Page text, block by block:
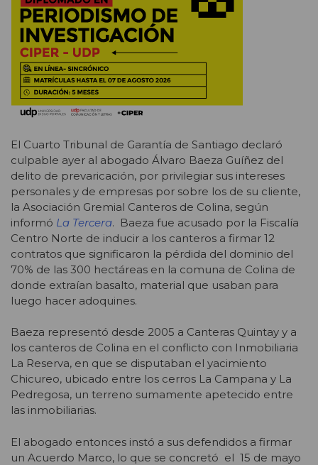
El Cuarto Tribunal de Garantía de Santiago declaró
culpable ayer al abogado Álvaro Baeza Guíñez del
delito de prevaricación, por privilegiar sus intereses
personales y de empresas por sobre los de su cliente,
la Asociación Gremial Canteros de Colina, según
informó La Tercera. Baeza fue acusado por la Fiscalía
Centro Norte de inducir a los canteros a firmar 12
contratos que significaron la pérdida del dominio del
70% de las 300 hectáreas en la comuna de Colina de
donde extraían basalto, material que usaban para
luego hacer adoquines.
Baeza representó desde 2005 a Canteras Quintay y a
los canteros de Colina en el conflicto con Inmobiliaria
La Reserva, en que se disputaban el yacimiento
Chicureo, ubicado entre los cerros La Campana y La
Pedregosa, un terreno sumamente apetecido entre
las inmobiliarias.
El abogado entonces instó a sus defendidos a firmar
un Acuerdo Marco, lo que se concretó el 15 de mayo